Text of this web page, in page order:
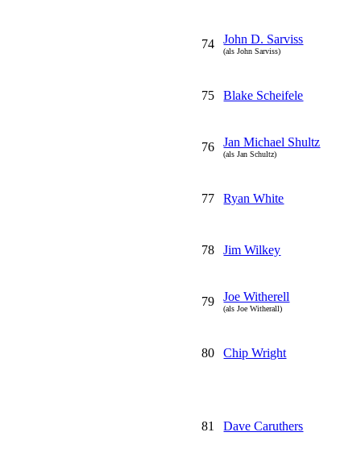
74 John D. Sarviss
(als John Sarviss)
75 Blake Scheifele
76 Jan Michael Shultz
(als Jan Schultz)
77 Ryan White
78 Jim Wilkey
79 Joe Witherell
(als Joe Witherall)
80 Chip Wright
81 Dave Caruthers